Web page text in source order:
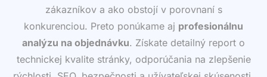
zákazníkov a ako obstojí v porovnaní s
konkurenciou. Preto ponúkame aj profesionálnu
analýzu na objednávku. Získate detailný report o
technickej kvalite stránky, odporúčania na zlepšenie